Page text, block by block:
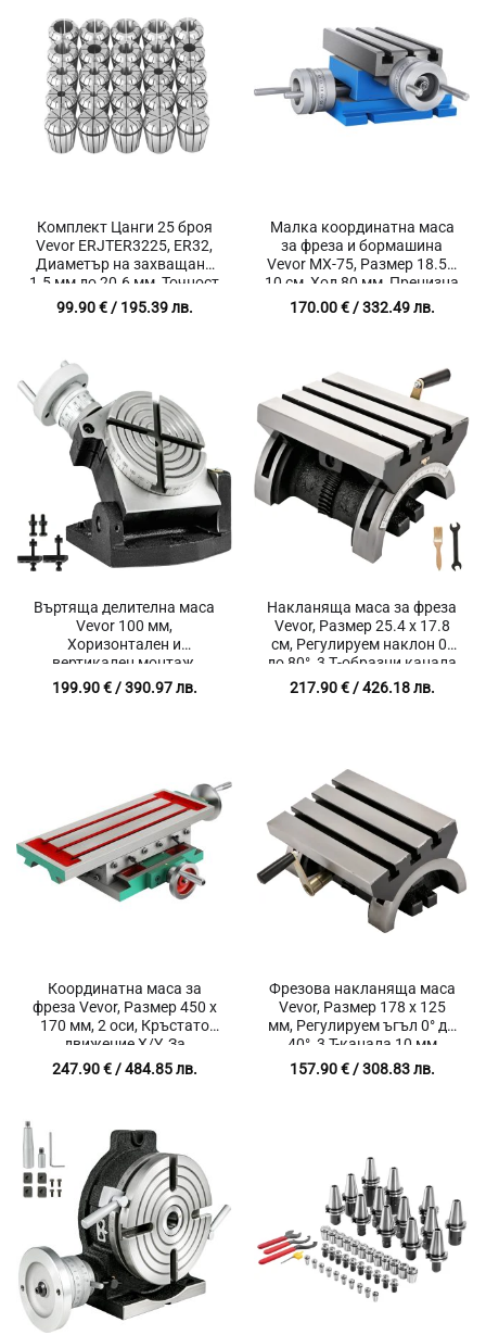
Комплект Цанги 25 броя
Vevor ERJTER3225, ER32,
Диаметър на захващане
1.5 мм до 20.6 мм, Точност
15 μm, Подходящи за CNC
машини, Фрези и Стругове
99.90€/ 195.39 лв.
Малка координатна маса
за фреза и бормашина
Vevor MX-75, Размер 18.5 x
10 см, Ход 80 мм, Прецизна
настройка 0.01 мм,
170.00€/ 332.49 лв.
Въртяща делителна маса
Vevor 100 мм,
Хоризонтален и
вертикален монтаж,
Прецизно завъртане 360
градуса
199.90€/ 390.97 лв.
Накланяща маса за фреза
Vevor, Размер 25.4 x 17.8
см, Регулируем наклон 0°
до 80°, 3 Т-образни канала
12 мм
217.90€/ 426.18 лв.
Координатна маса за
фреза Vevor, Размер 450 x
170 мм, 2 оси, Кръстато
движение X/Y, За
бормашини и фрези
247.90€/ 484.85 лв.
Фрезова накланяща маса
Vevor, Размер 178 x 125
мм, Регулируем ъгъл 0° до
40°, 3 T-канала 10 мм
157.90€/ 308.83 лв.